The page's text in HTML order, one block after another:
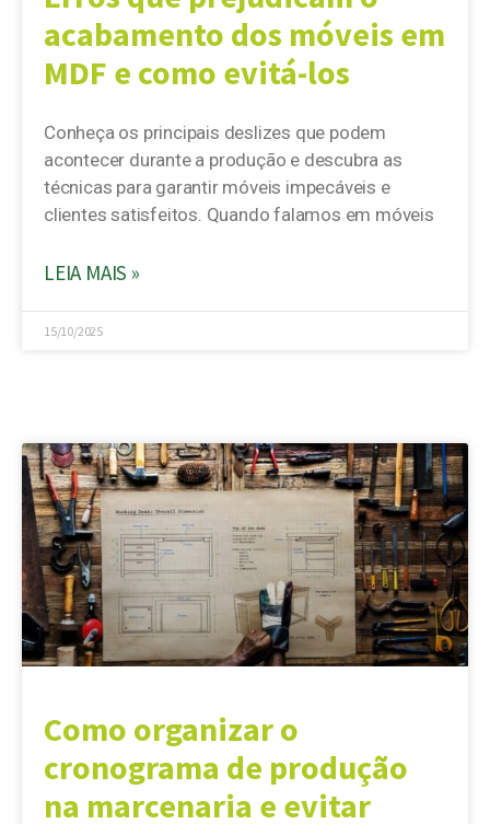
acabamento dos móveis em
MDF e como evitá-los
Conheça os principais deslizes que podem
acontecer durante a produção e descubra as
técnicas para garantir móveis impecáveis e
clientes satisfeitos. Quando falamos em móveis
LEIA MAIS »
15/10/2025
Como organizar o
cronograma de produção
na marcenaria e evitar